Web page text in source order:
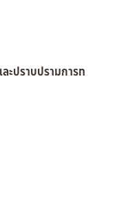
ะปราบปรามการท